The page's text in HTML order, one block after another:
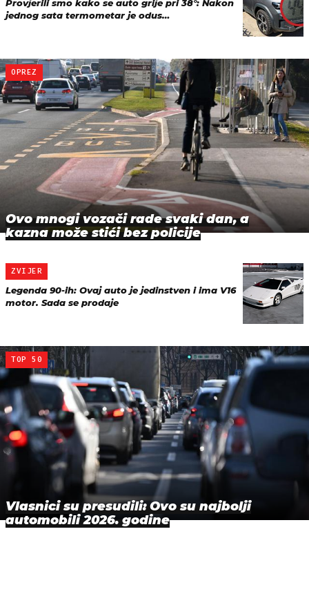
Provjerili smo kako se auto grije pri 38°: Nakon
jednog sata termometar je odus…
OPREZ
Ovo mnogi vozači rade svaki dan, a
kazna može stići bez policije
ZVIJER
Legenda 90-ih: Ovaj auto je jedinstven i ima V16
motor. Sada se prodaje
TOP 50
Vlasnici su presudili: Ovo su najbolji
automobili 2026. godine